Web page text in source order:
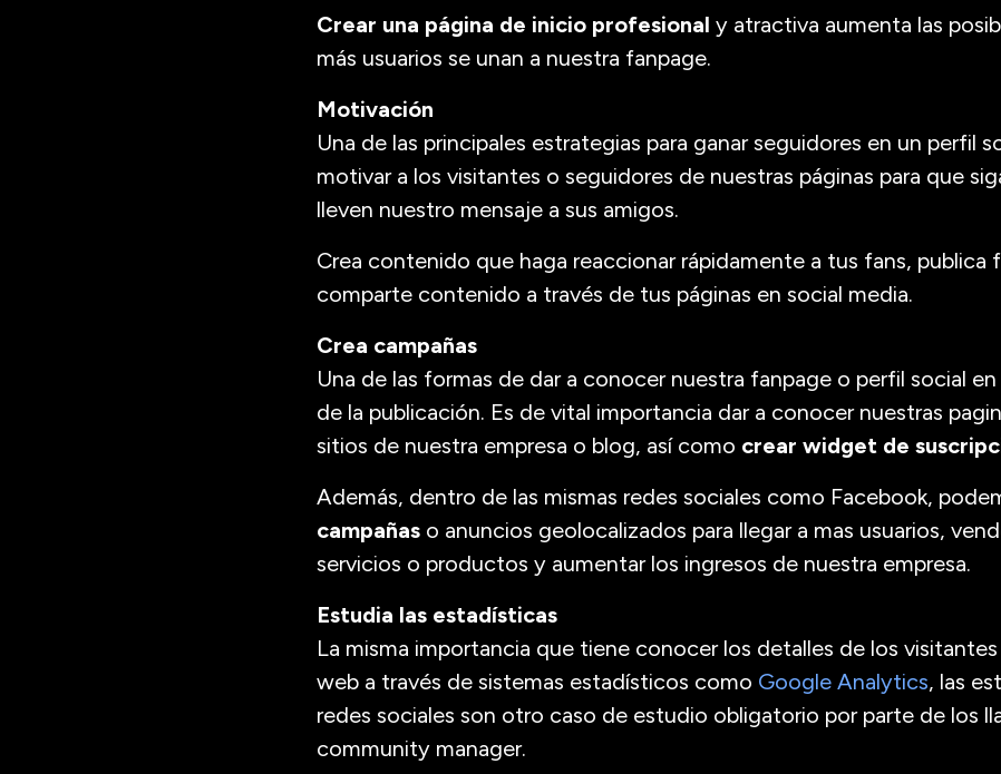
Crear una página de inicio profesional y atractiva aumenta las
más usuarios se unan a nuestra fanpage.
Motivación
Una de las principales estrategias para ganar seguidores en un perfil
motivar a los visitantes o seguidores de nuestras páginas para que
lleven nuestro mensaje a sus amigos.
Crea contenido que haga reaccionar rápidamente a tus fans,
comparte contenido a través de tus páginas en social media.
Crea campañas
Una de las formas de dar a conocer nuestra fanpage o perfil social en
de la publicación. Es de vital importancia dar a conocer nuestras
sitios de nuestra empresa o blog, así como crear widget de
Además, dentro de las mismas redes sociales como Facebook,
campañas o anuncios geolocalizados para llegar a mas usuarios,
servicios o productos y aumentar los ingresos de nuestra empresa.
Estudia las estadísticas
La misma importancia que tiene conocer los detalles de los
web a través de sistemas estadísticos como Google Analytics, las
redes sociales son otro caso de estudio obligatorio por parte de los
community manager.